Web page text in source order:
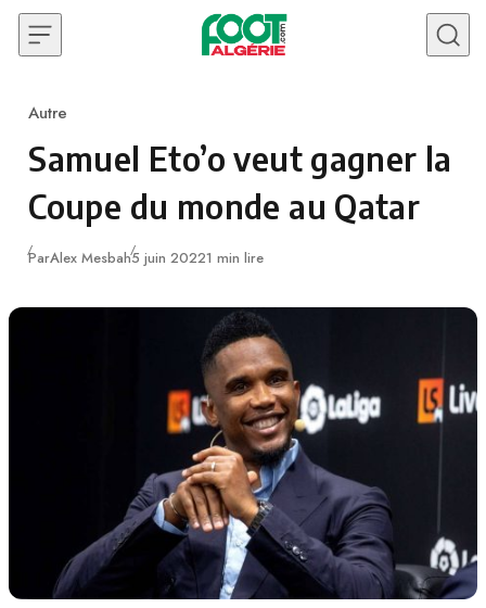
Skip to content
Category
Autre
Samuel Eto’o veut gagner la
Coupe du monde au Qatar
ParAlex MesbahPublié
5 juin 20221 min lire